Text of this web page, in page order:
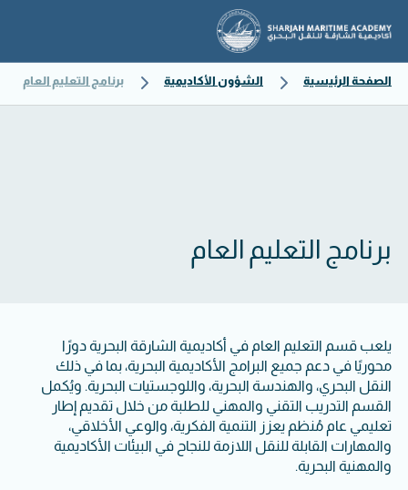
الصفحة الرئيسية الشؤون الأكاديمية برنامج التعليم العام
برنامج التعليم العام
يلعب قسم التعليم العام في أكاديمية الشارقة البحرية دورًا
محوريًا في دعم جميع البرامج الأكاديمية البحرية، بما في ذلك
النقل البحري، والهندسة البحرية، واللوجستيات البحرية. ويُكمل
القسم التدريب التقني والمهني للطلبة من خلال تقديم إطار
تعليمي عام مُنظم يعزز التنمية الفكرية، والوعي الأخلاقي،
والمهارات القابلة للنقل اللازمة للنجاح في البيئات الأكاديمية
والمهنية البحرية.